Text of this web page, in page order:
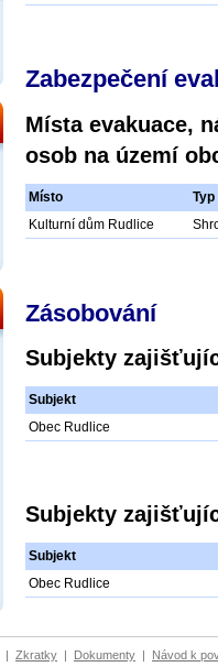
Zabezpečení
Místa evakuace,
osob na území
Místo
Typ
Kulturní dům Rudlice
Zásobování
Subjekty
Subjekt
Obec Rudlice
Subjekty
Subjekt
Obec Rudlice
| Zkratky | Dokumenty | Návod k